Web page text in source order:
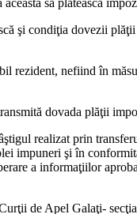
să plătească
şi condiţia dovezii
rezident, nefiind în
dovada plăţii
realizat prin
impuneri şi în
a informaţiilor
de Apel Galaţi-